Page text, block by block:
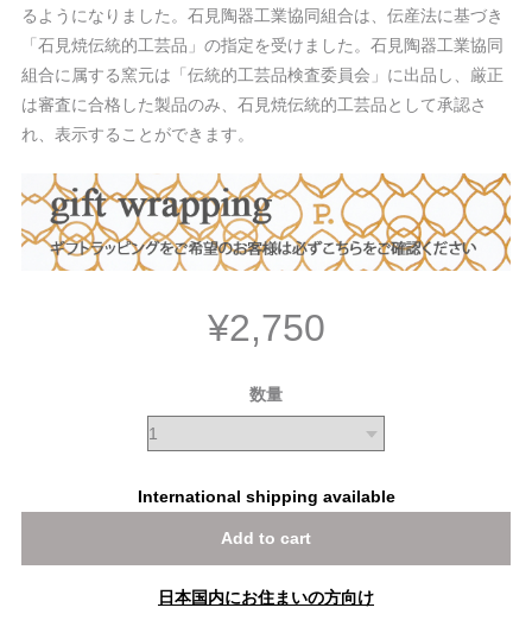
るようになりました。石見陶器工業協同組合は、伝産法に基づき
「石見焼伝統的工芸品」の指定を受けました。石見陶器工業協同
組合に属する窯元は「伝統的工芸品検査委員会」に出品し、厳正
は審査に合格した製品のみ、石見焼伝統的工芸品として承認さ
れ、表示することができます。
¥2,750
数量
International shipping available
Add to cart
日本国内にお住まいの方向け